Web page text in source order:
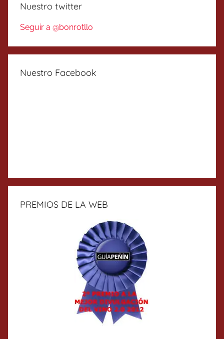
Nuestro twitter
Seguir a @bonrotllo
Nuestro Facebook
PREMIOS DE LA WEB